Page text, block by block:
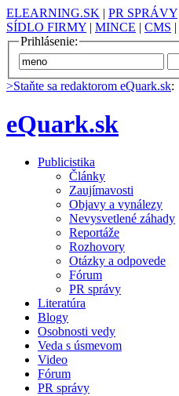
ELEARNING.SK | PR SPRÁVY
SÍDLO FIRMY | MINCE | CMS |
Prihlásenie:
>Staňte sa redaktorom eQuark.sk:
eQuark.sk
Publicistika
Články
Zaujímavosti
Objavy a vynálezy
Nevysvetlené záhady
Reportáže
Rozhovory
Otázky a odpovede
Fórum
PR správy
Literatúra
Blogy
Osobnosti vedy
Veda s úsmevom
Video
Fórum
PR správy